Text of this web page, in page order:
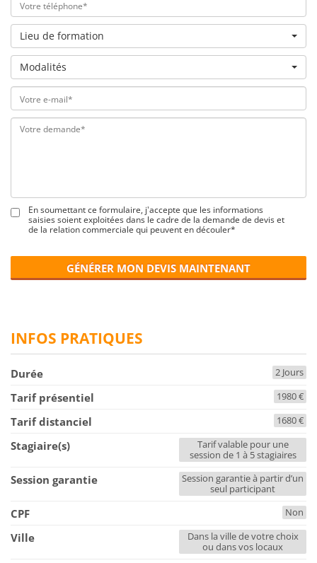
Lieu de formation
Modalités
En soumettant ce formulaire, j'accepte que les informations
saisies soient exploitées dans le cadre de la demande de devis et
de la relation commerciale qui peuvent en découler*
GÉNÉRER MON DEVIS MAINTENANT
INFOS PRATIQUES
Durée 2 Jours
Tarif présentiel 1980 €
Tarif distanciel 1680 €
Stagiaire(s)
Tarif valable pour une
session de 1 à 5 stagiaires
Session garantie
Session garantie à partir d’un
seul participant
CPF Non
Ville
Dans la ville de votre choix
ou dans vos locaux